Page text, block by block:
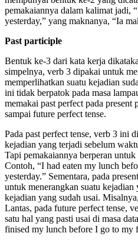
pemakaiannya dalam kalimat jadi,
yesterday,” yang maknanya, “Ia
Past participle
Bentuk ke-3 dari kata kerja
simpelnya, verb 3 dipakai untuk
memperlihatkan suatu kejadian
ini tidak berpatok pada masa
memakai past perfect pada present
sampai future perfect tense.
Pada past perfect tense, verb 3 ini
kejadian yang terjadi sebelum
Tapi pemakaiannya berperan
Contoh, “I had eaten my lunch
yesterday.” Sementara, pada
untuk menerangkan suatu kejadian
kejadian yang sudah usai.
Lantas, pada future perfect tense,
satu hal yang pasti usai di masa
finised my lunch before I go to my